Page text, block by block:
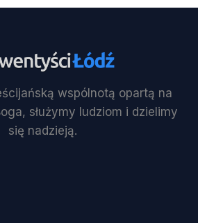
wspólnotą opartą na
służymy ludziom i dzielimy
się nadzieją.